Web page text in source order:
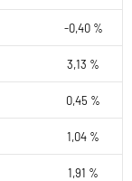
-0,40 %
3,13 %
0,45 %
1,04 %
1,91 %